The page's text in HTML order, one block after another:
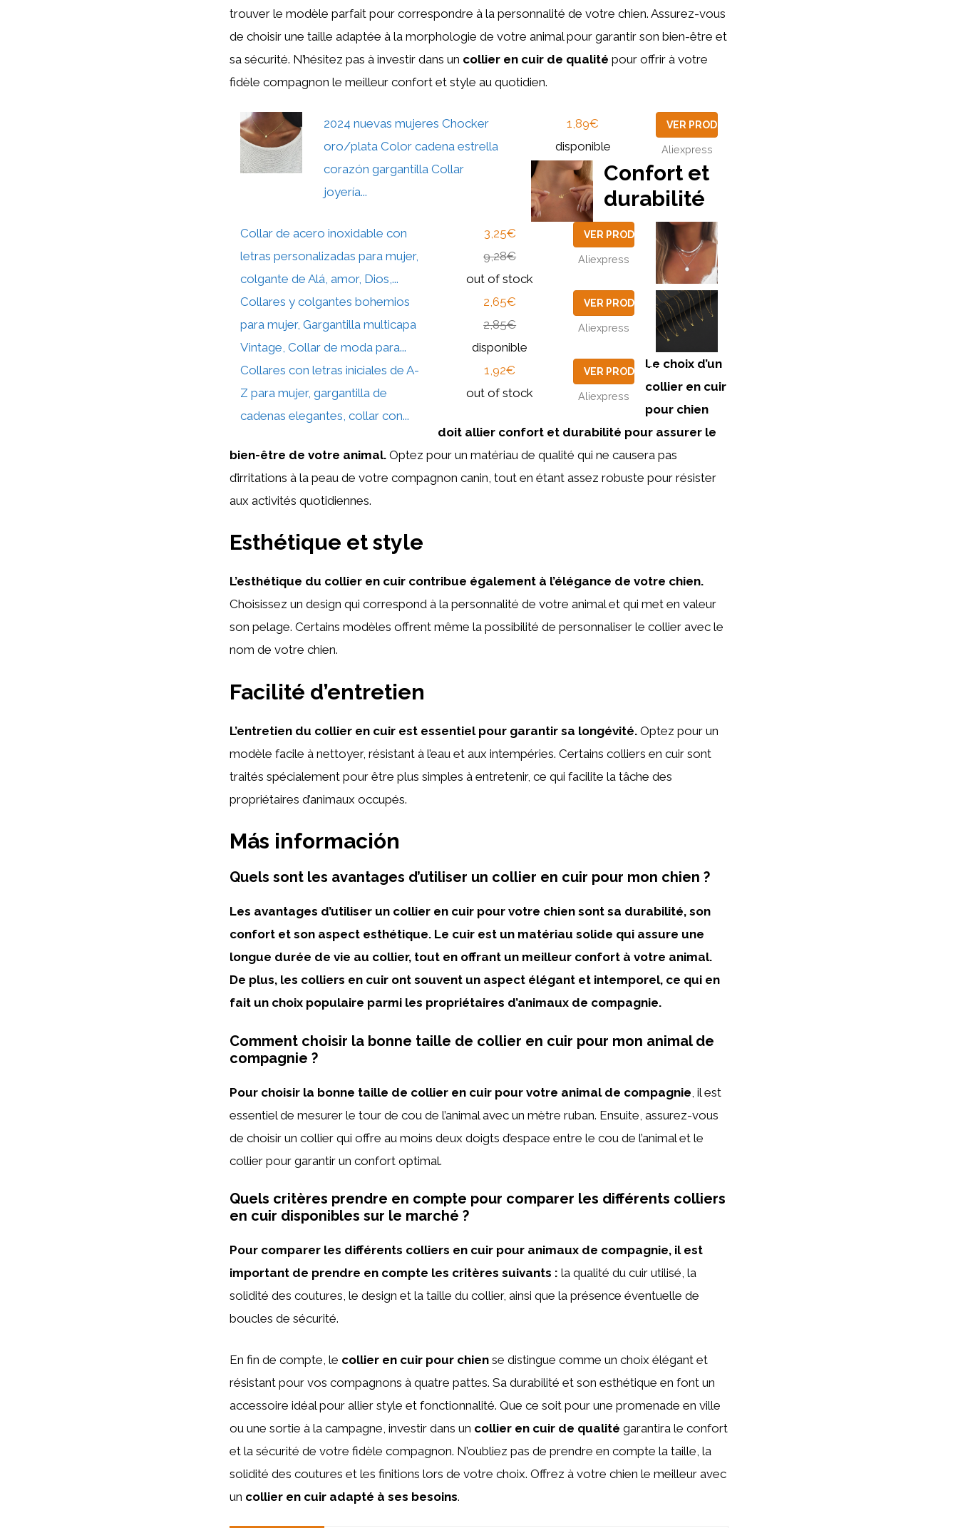
trouver le modèle parfait pour correspondre à la personnalité de votre chien. Assurez-vous
de choisir une taille adaptée à la morphologie de votre animal pour garantir son bien-être et
sa sécurité. N’hésitez pas à investir dans un collier en cuir de qualité pour offrir à votre
fidèle compagnon le meilleur confort et style au quotidien.
2024 nuevas mujeres Chocker
oro/plata Color cadena estrella
corazón gargantilla Collar
joyería...
1,89€
disponible
VER PRODUCTO
Aliexpress
Collar de acero inoxidable con
letras personalizadas para mujer,
colgante de Alá, amor, Dios,...
3,25€
9,28€
out of stock
VER PRODUCTO
Aliexpress
Collares y colgantes bohemios
para mujer, Gargantilla multicapa
Vintage, Collar de moda para...
2,65€
2,85€
disponible
VER PRODUCTO
Aliexpress
Collares con letras iniciales de A-
Z para mujer, gargantilla de
cadenas elegantes, collar con...
1,92€
out of stock
VER PRODUCTO
Aliexpress
Confort et
durabilité
Le choix d’un
collier en cuir
pour chien
doit allier confort et durabilité pour assurer le
bien-être de votre animal. Optez pour un matériau de qualité qui ne causera pas
d’irritations à la peau de votre compagnon canin, tout en étant assez robuste pour résister
aux activités quotidiennes.
Esthétique et style
L’esthétique du collier en cuir contribue également à l’élégance de votre chien.
Choisissez un design qui correspond à la personnalité de votre animal et qui met en valeur
son pelage. Certains modèles offrent même la possibilité de personnaliser le collier avec le
nom de votre chien.
Facilité d’entretien
L’entretien du collier en cuir est essentiel pour garantir sa longévité. Optez pour un
modèle facile à nettoyer, résistant à l’eau et aux intempéries. Certains colliers en cuir sont
traités spécialement pour être plus simples à entretenir, ce qui facilite la tâche des
propriétaires d’animaux occupés.
Más información
Quels sont les avantages d’utiliser un collier en cuir pour mon chien ?
Les avantages d’utiliser un collier en cuir pour votre chien sont sa durabilité, son
confort et son aspect esthétique. Le cuir est un matériau solide qui assure une
longue durée de vie au collier, tout en offrant un meilleur confort à votre animal.
De plus, les colliers en cuir ont souvent un aspect élégant et intemporel, ce qui en
fait un choix populaire parmi les propriétaires d’animaux de compagnie.
Comment choisir la bonne taille de collier en cuir pour mon animal de
compagnie ?
Pour choisir la bonne taille de collier en cuir pour votre animal de compagnie , il est
essentiel de mesurer le tour de cou de l’animal avec un mètre ruban. Ensuite, assurez-vous
de choisir un collier qui offre au moins deux doigts d’espace entre le cou de l’animal et le
collier pour garantir un confort optimal.
Quels critères prendre en compte pour comparer les différents colliers
en cuir disponibles sur le marché ?
Pour comparer les différents colliers en cuir pour animaux de compagnie, il est
important de prendre en compte les critères suivants : la qualité du cuir utilisé, la
solidité des coutures, le design et la taille du collier, ainsi que la présence éventuelle de
boucles de sécurité.
En fin de compte, le collier en cuir pour chien se distingue comme un choix élégant et
résistant pour vos compagnons à quatre pattes. Sa durabilité et son esthétique en font un
accessoire idéal pour allier style et fonctionnalité. Que ce soit pour une promenade en ville
ou une sortie à la campagne, investir dans un collier en cuir de qualité garantira le confort
et la sécurité de votre fidèle compagnon. N’oubliez pas de prendre en compte la taille, la
solidité des coutures et les finitions lors de votre choix. Offrez à votre chien le meilleur avec
un collier en cuir adapté à ses besoins.